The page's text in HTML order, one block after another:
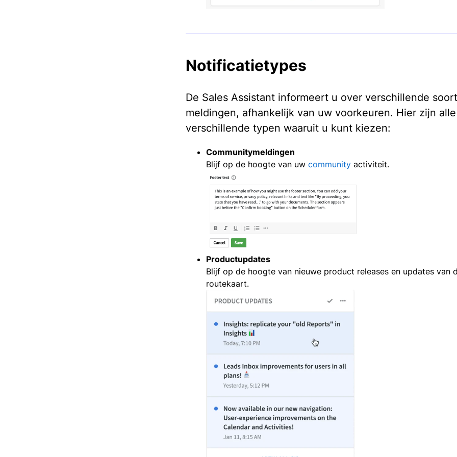
Notificatietypes
De Sales Assistant informeert u over verschillende
meldingen, afhankelijk van uw voorkeuren. Hier zijn alle
verschillende typen waaruit u kunt kiezen:
Communitymeldingen
Blijf op de hoogte van uw community activiteit.
Productupdates
Blijf op de hoogte van nieuwe product releases en updates van
routekaart.